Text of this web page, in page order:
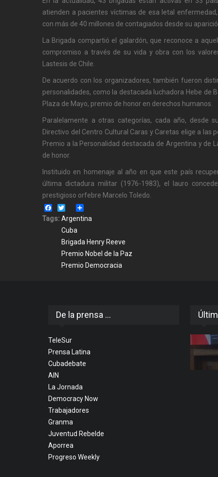
atienden a pacientes víctimas de esa letal
con más de 40 millones de contagiados desde su
La Brigada compartió el galardón, que reconoce a
compromiso a través de su vida y obra con los
Lastesis de Chile.
De acuerdo con los organizadores, también fueron
personalidades, como la destacada luchadora Hebe de
Plaza de Mayo, premio de honor en derechos humanos.
Paralelamente a otras categorías, cada año, desde
Directivo del Centro Cultural Caras y Caretas elige a las
Premio a la Personalidad destacada de Argentina y de
de honor.
Instituido en homenaje al año en que este país
última dictadura militar (1976-1983), el lauro
prestigioso orfebre Marcelo Toledo.
Facebook
Twitter
Tags: Argentina
Cuba
Brigada Henry Reeve
Premio Nobel de la Paz
Premio Democracia
De la prensa ...
TeleSur
Prensa Latina
Cubadebate
AIN
La Jornada
Democracy Now
Trabajadores
Granma
Juventud Rebelde
Aporrea
Progreso Weekly